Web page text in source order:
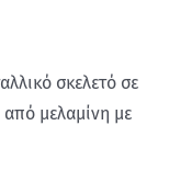
σκελετό σε
από μελαμίνη με